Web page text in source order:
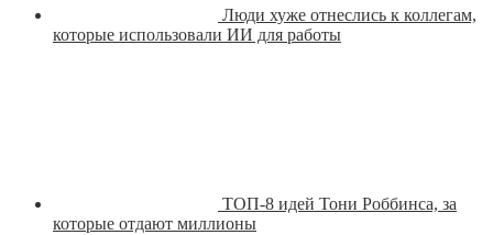
Люди хуже отнеслись к коллегам,
которые использовали ИИ для работы
ТОП-8 идей Тони Роббинса, за
которые отдают миллионы